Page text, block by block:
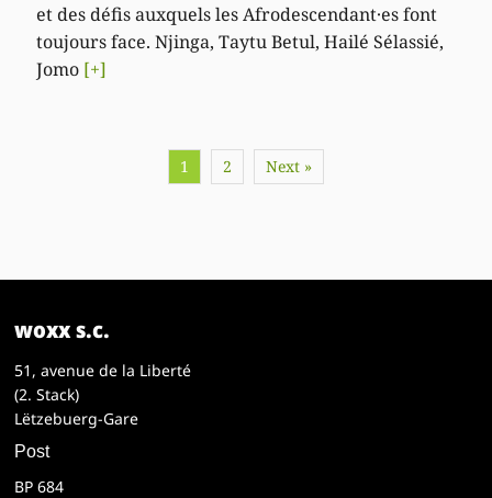
et des défis auxquels les Afrodescendant·es font
toujours face. Njinga, Taytu Betul, Hailé Sélassié,
Jomo [+]
1 2 Next »
woxx s.c.
51, avenue de la Liberté
(2. Stack)
Lëtzebuerg-Gare
Post
BP 684